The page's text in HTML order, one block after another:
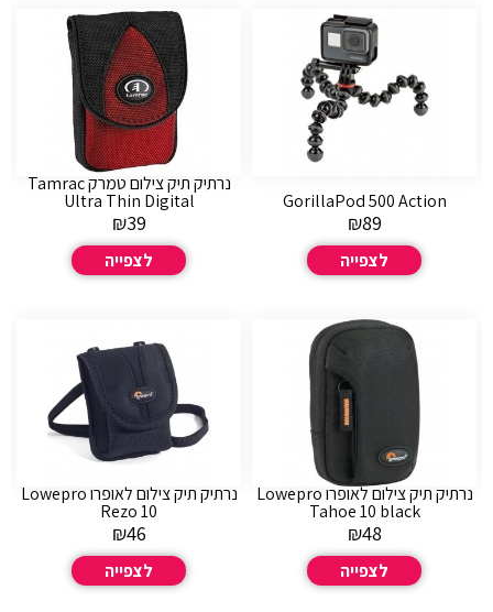
GorillaPod 500 Action
₪89
לצפייה
נרתיק תיק צילום טמרק Tamrac
Ultra Thin Digital
₪39
לצפייה
נרתיק תיק צילום לאופרו Lowepro
Tahoe 10 black
₪48
לצפייה
נרתיק תיק צילום לאופרו Lowepro
Rezo 10
₪46
לצפייה